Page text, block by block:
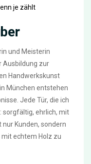
je zählt
und Meisterin
Ausbildung zur
Handwerkskunst
München entstehen
Jede Tür, die ich
ehrlich, mit
nur Kunden, sondern
mit echtem Holz zu